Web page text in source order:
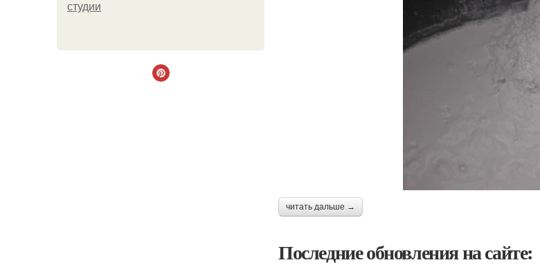
студии
читать дальше →
Последние обновления на сайте: